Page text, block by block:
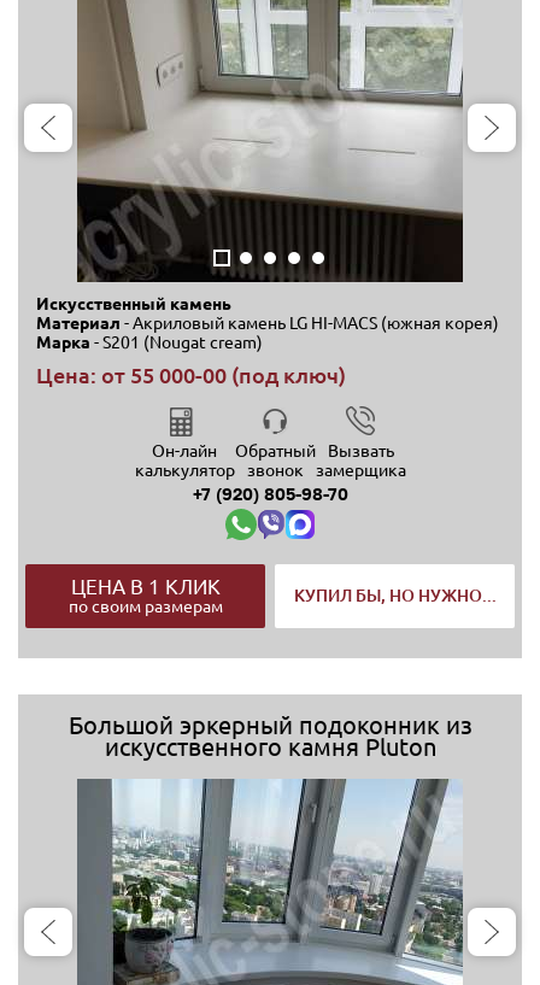
Искусственный камень
Материал - Акриловый камень LG HI-MACS (южная корея)
Марка - S201 (Nougat cream)
Цена: от 55 000-00 (под ключ)
Он-лайн
калькулятор
Обратный
звонок
Вызвать
замерщика
+7 (920) 805-98-70
ЦЕНА В 1 КЛИК
по своим размерам
КУПИЛ БЫ, НО НУЖНО...
Большой эркерный подоконник из
искусственного камня Pluton